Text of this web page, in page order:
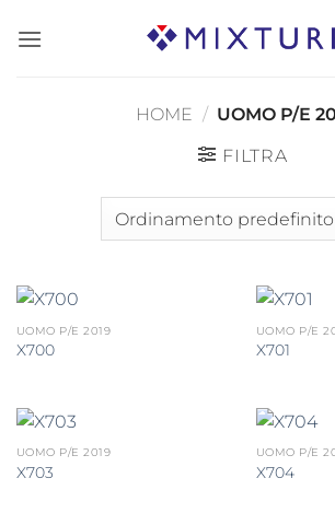
HOME / UOMO P/E
FILTRA
UOMO P/E 2019
X700
UOMO P/E
X701
UOMO P/E 2019
X703
UOMO P/E
X704